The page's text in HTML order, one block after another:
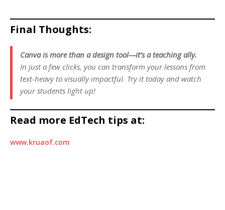
Final Thoughts:
Canva is more than a design tool—it’s a teaching ally.
In just a few clicks, you can transform your lessons from
text-heavy to visually impactful. Try it today and watch
your students light up!
Read more EdTech tips at:
www.kruaof.com